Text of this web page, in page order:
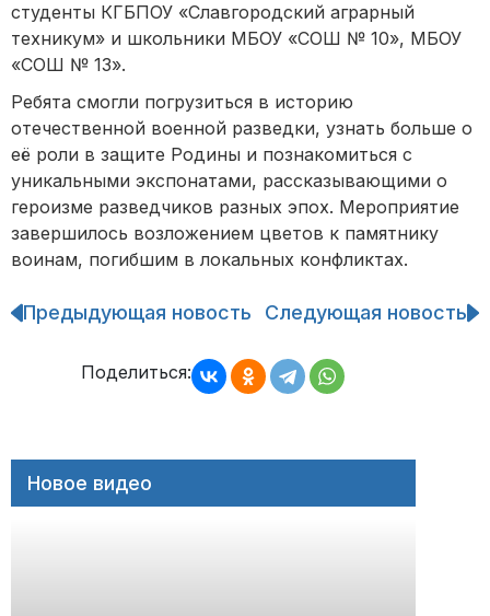
студенты КГБПОУ «Славгородский аграрный
техникум» и школьники МБОУ «СОШ № 10», МБОУ
«СОШ № 13».
Ребята смогли погрузиться в историю
отечественной военной разведки, узнать больше о
её роли в защите Родины и познакомиться с
уникальными экспонатами, рассказывающими о
героизме разведчиков разных эпох. Мероприятие
завершилось возложением цветов к памятнику
воинам, погибшим в локальных конфликтах.
Навигация
записям
Предыдующая новость Следующая новость
Поделиться:
Новое видео